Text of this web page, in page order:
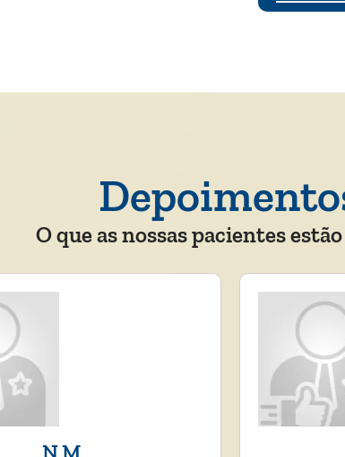
O que as nossas pacientes